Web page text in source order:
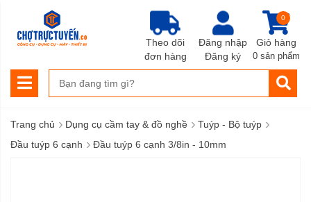
Đăng nhập
Đăng ký
Giỏ hàng
0
0 sản phẩm
Theo dõi
đơn hàng
Trang chủ › Dụng cụ cầm tay & đồ nghề › Tuýp - Bộ tuýp ›
Đầu tuýp 6 cạnh › Đầu tuýp 6 cạnh 3/8in - 10mm